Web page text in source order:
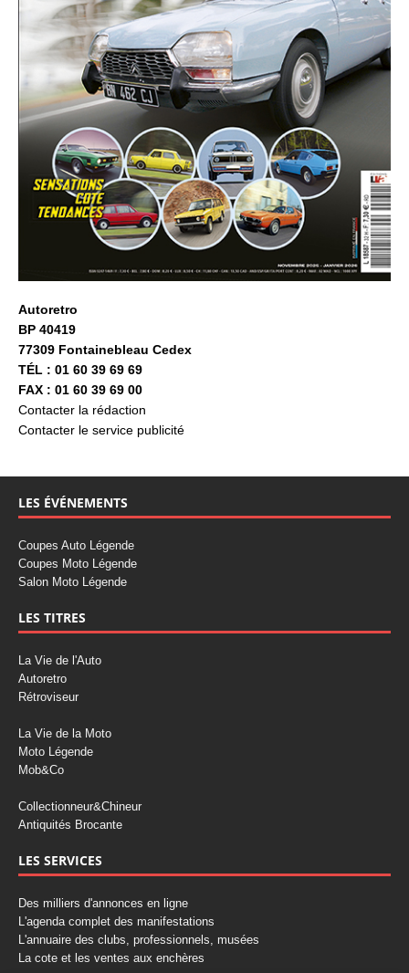
Autoretro
BP 40419
77309 Fontainebleau Cedex
TÉL : 01 60 39 69 69
FAX : 01 60 39 69 00
Contacter la rédaction
Contacter le service publicité
LES ÉVÉNEMENTS
Coupes Auto Légende
Coupes Moto Légende
Salon Moto Légende
LES TITRES
La Vie de l'Auto
Autoretro
Rétroviseur
La Vie de la Moto
Moto Légende
Mob&Co
Collectionneur&Chineur
Antiquités Brocante
LES SERVICES
Des milliers d'annonces en ligne
L'agenda complet des manifestations
L'annuaire des clubs, professionnels, musées
La cote et les ventes aux enchères